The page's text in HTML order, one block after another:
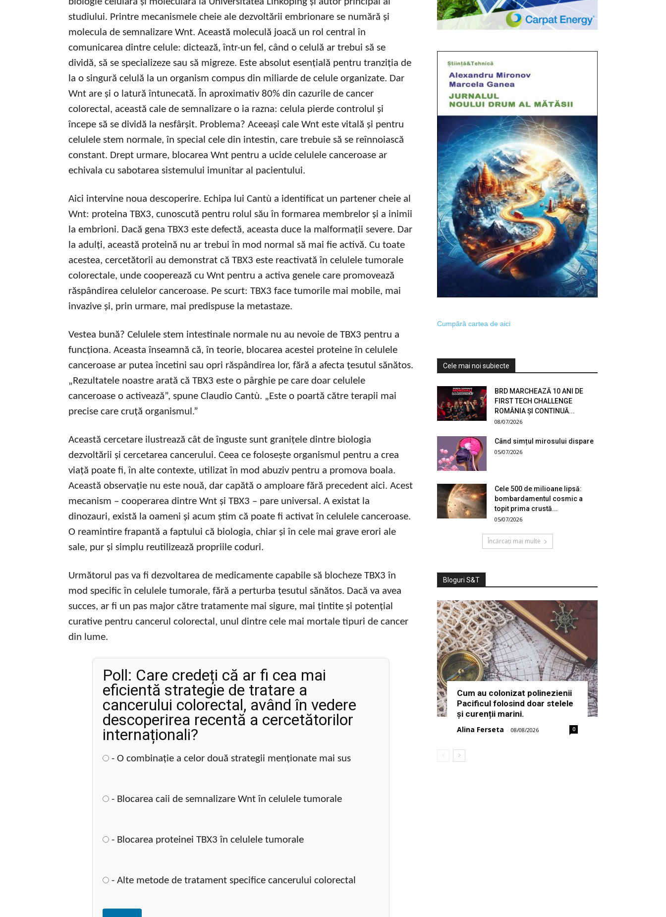
studiului. Printre mecanismele cheie ale dezvoltării embrionare se numără și
molecula de semnalizare Wnt. Această moleculă joacă un rol central în
comunicarea dintre celule: dictează, într-un fel, când o celulă ar trebui să se
dividă, să se specializeze sau să migreze. Este absolut esențială pentru tranziția de
la o singură celulă la un organism compus din miliarde de celule organizate. Dar
Wnt are și o latură întunecată. În aproximativ 80% din cazurile de cancer
colorectal, această cale de semnalizare o ia razna: celula pierde controlul și
începe să se dividă la nesfârșit. Problema? Aceeași cale Wnt este vitală și pentru
celulele stem normale, în special cele din intestin, care trebuie să se reînnoiască
constant. Drept urmare, blocarea Wnt pentru a ucide celulele canceroase ar
echivala cu sabotarea sistemului imunitar al pacientului.
Aici intervine noua descoperire. Echipa lui Cantù a identificat un partener cheie al
Wnt: proteina TBX3, cunoscută pentru rolul său în formarea membrelor și a inimii
la embrioni. Dacă gena TBX3 este defectă, aceasta duce la malformații severe. Dar
la adulți, această proteină nu ar trebui în mod normal să mai fie activă. Cu toate
acestea, cercetătorii au demonstrat că TBX3 este reactivată în celulele tumorale
colorectale, unde cooperează cu Wnt pentru a activa genele care promovează
răspândirea celulelor canceroase. Pe scurt: TBX3 face tumorile mai mobile, mai
invazive și, prin urmare, mai predispuse la metastaze.
Vestea bună? Celulele stem intestinale normale nu au nevoie de TBX3 pentru a
funcționa. Aceasta înseamnă că, în teorie, blocarea acestei proteine în celulele
canceroase ar putea încetini sau opri răspândirea lor, fără a afecta țesutul sănătos.
„Rezultatele noastre arată că TBX3 este o pârghie pe care doar celulele
canceroase o activează”, spune Claudio Cantù. „Este o poartă către terapii mai
precise care cruță organismul.”
Această cercetare ilustrează cât de înguste sunt granițele dintre biologia
dezvoltării și cercetarea cancerului. Ceea ce folosește organismul pentru a crea
viață poate fi, în alte contexte, utilizat în mod abuziv pentru a promova boala.
Această observație nu este nouă, dar capătă o amploare fără precedent aici. Acest
mecanism – cooperarea dintre Wnt și TBX3 – pare universal. A existat la
dinozauri, există la oameni și acum știm că poate fi activat în celulele canceroase.
O reamintire frapantă a faptului că biologia, chiar și în cele mai grave erori ale
sale, pur și simplu reutilizează propriile coduri.
Următorul pas va fi dezvoltarea de medicamente capabile să blocheze TBX3 în
mod specific în celulele tumorale, fără a perturba țesutul sănătos. Dacă va avea
succes, ar fi un pas major către tratamente mai sigure, mai țintite și potențial
curative pentru cancerul colorectal, unul dintre cele mai mortale tipuri de cancer
din lume.
Poll: Care credeți că ar fi cea mai
eficientă strategie de tratare a
cancerului colorectal, având în vedere
descoperirea recentă a cercetătorilor
internaționali?
- O combinație a celor două strategii menționate mai sus
- Blocarea caii de semnalizare Wnt în celulele tumorale
- Blocarea proteinei TBX3 în celulele tumorale
- Alte metode de tratament specifice cancerului colorectal
Cumpără cartea de aici
Cele mai noi subiecte
BRD MARCHEAZĂ 10 ANI DE
FIRST TECH CHALLENGE
ROMÂNIA ȘI CONTINUĂ...
08/07/2026
Când simțul mirosului dispare
05/07/2026
Cele 500 de milioane lipsă:
bombardamentul cosmic a
topit prima crustă...
05/07/2026
Încărcați mai multe
Bloguri S&T
Cum au colonizat polinezienii
Pacificul folosind doar stelele
și curenții marini.
Alina Ferseta - 08/08/2026 0